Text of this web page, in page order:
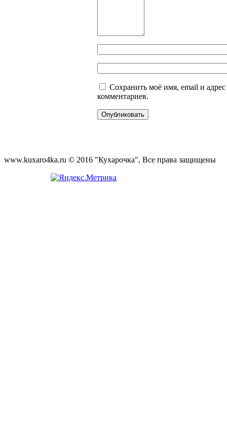
Сохранить моё имя, email и
комментариев.
www.kuxaro4ka.ru © 2016 "Кухарочка", Все права защищены